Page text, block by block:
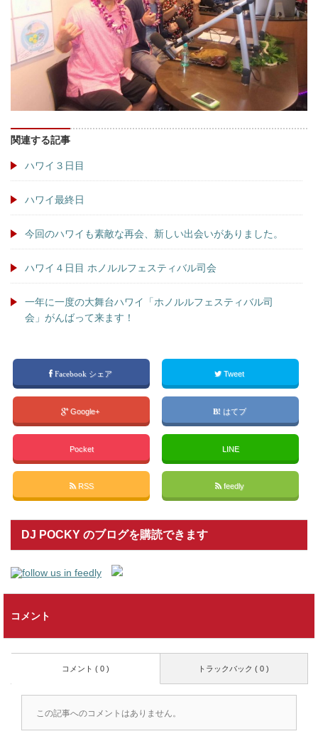
関連する記事
ハワイ３日目
ハワイ最終日
今回のハワイも素敵な再会、新しい出会いがありました。
ハワイ４日目 ホノルルフェスティバル司会
一年に一度の大舞台ハワイ「ホノルルフェスティバル司
会」がんばって来ます！
Facebook シェア Tweet
Google+ はてブ
Pocket LINE
RSS feedly
DJ POCKY のブログを購読できます
コメント
トラックバック ( 0 )
コメント ( 0 )
この記事へのコメントはありません。